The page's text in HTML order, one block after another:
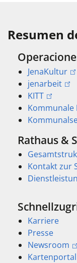
Resumen
JenaKultur
jenarbeit
KITT
Kommunale
Rathaus &
Kontakt zur
Karriere
Presse
Newsroom
Kartenportal